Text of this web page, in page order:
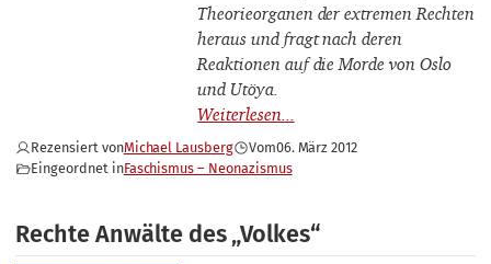
Theorieorganen der extremen Rechten
heraus und fragt nach deren
Reaktionen auf die Morde von Oslo
und Utöya.
Rezensiert vonMichael Lausberg Vom06. März 2012
Eingeordnet inFaschismus – Neonazismus
Rechte Anwälte des „Volkes“